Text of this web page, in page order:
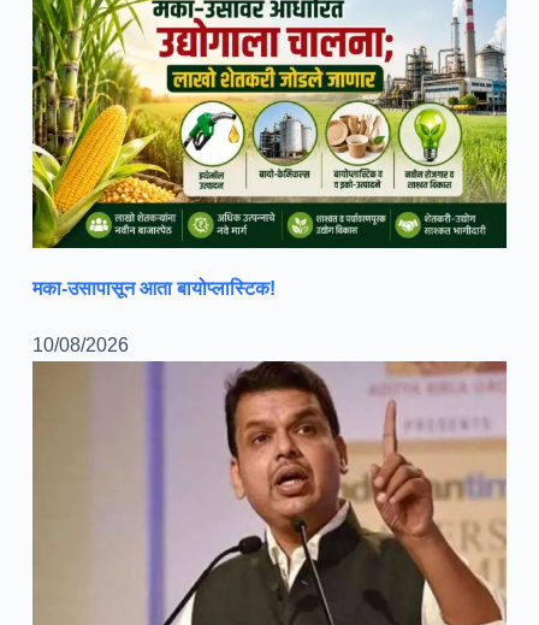
मका-उसापासून आता बायोप्लास्टिक!
10/08/2026